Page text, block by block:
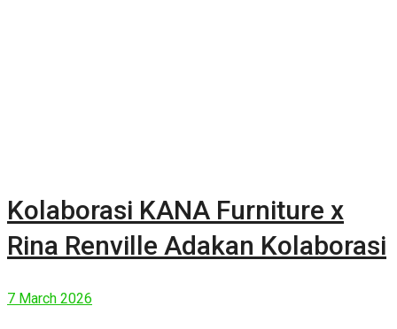
Kolaborasi KANA Furniture x
Rina Renville Adakan Kolaborasi
7 March 2026